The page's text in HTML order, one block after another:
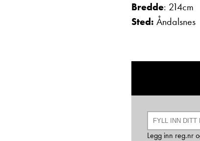
Bredde: 214cm
Sted: Åndalsnes
Legg inn reg.nr